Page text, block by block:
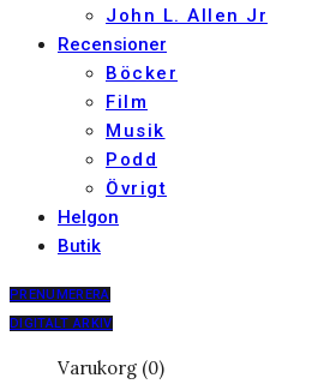
John L. Allen Jr
Recensioner
Böcker
Film
Musik
Podd
Övrigt
Helgon
Butik
PRENUMERERA
DIGITALT ARKIV
Varukorg (0)